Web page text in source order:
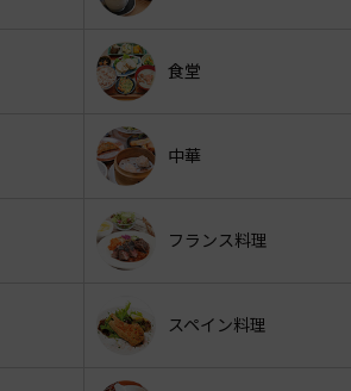
食堂
中華
フランス料理
スペイン料理